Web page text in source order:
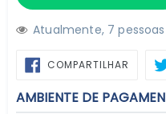
Atualmente, 7
COMPARTILHAR
AMBIENTE DE